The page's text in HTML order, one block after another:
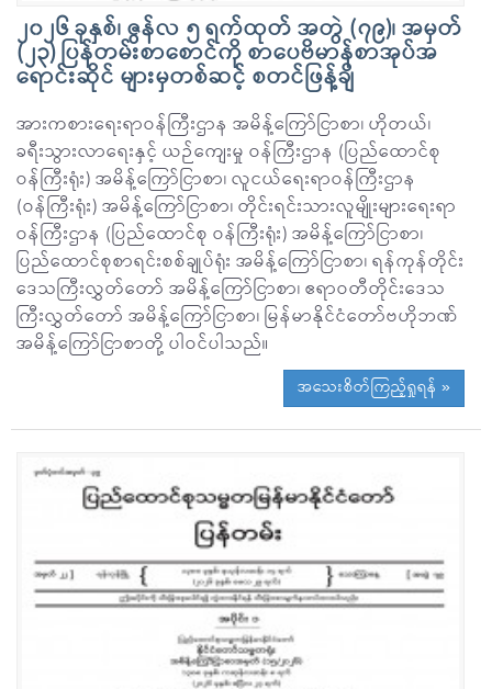
၂၀၂၆ ခုနှစ်၊ ဇွန်လ ၅ ရက်ထုတ် အတွဲ (၇၉)၊ အမှတ်
(၂၃) ပြန်တမ်းစာစောင်ကို စာပေဗိမာန်စာအုပ်အ
ရောင်းဆိုင် များမှတစ်ဆင့် စတင်ဖြန့်ချိ
အားကစားရေးရာဝန်ကြီးဌာန အမိန့်ကြော်ငြာစာ၊ ဟိုတယ်၊
ခရီးသွားလာရေးနှင့် ယဉ်ကျေးမှု ဝန်ကြီးဌာန (ပြည်ထောင်စု
ဝန်ကြီးရုံး) အမိန့်ကြော်ငြာစာ၊ လူငယ်ရေးရာဝန်ကြီးဌာန
(ဝန်ကြီးရုံး) အမိန့်ကြော်ငြာစာ၊ တိုင်းရင်းသားလူမျိုးများရေးရာ
ဝန်ကြီးဌာန (ပြည်ထောင်စု ဝန်ကြီးရုံး) အမိန့်ကြော်ငြာစာ၊
ပြည်ထောင်စုစာရင်းစစ်ချုပ်ရုံး အမိန့်ကြော်ငြာစာ၊ ရန်ကုန်တိုင်း
ဒေသကြီးလွှတ်တော် အမိန့်ကြော်ငြာစာ၊ ဧရာဝတီတိုင်းဒေသ
ကြီးလွှတ်တော် အမိန့်ကြော်ငြာစာ၊ မြန်မာနိုင်ငံတော်ဗဟိုဘဏ်
အမိန့်ကြော်ငြာစာတို့ ပါဝင်ပါသည်။
အသေးစိတ်ကြည့်ရှုရန် »